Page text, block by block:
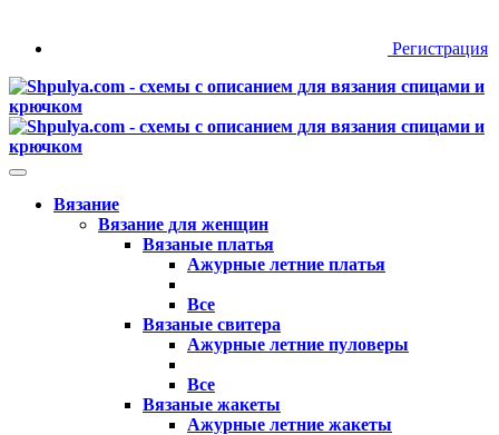
Регистрация
Вязание
Вязание для женщин
Вязаные платья
Ажурные летние платья
Все
Вязаные свитера
Ажурные летние пуловеры
Все
Вязаные жакеты
Ажурные летние жакеты